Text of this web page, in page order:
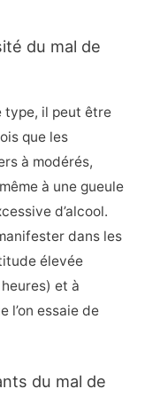
du mal de
type, il peut être
que les
à modérés,
à une gueule
d’alcool.
dans les
élevée
et à
l’on essaie de
du mal de